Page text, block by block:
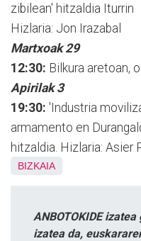
zibilean' hitzaldia Iturrin
Hizlaria: Jon Irazabal
Martxoak 29
12:30: Bilkura aretoan,
Apirilak 3
19:30: 'Industria
armamento en
hitzaldia. Hizlaria: Asier
BIZKAIA
ANBOTOKIDE
izatea da,